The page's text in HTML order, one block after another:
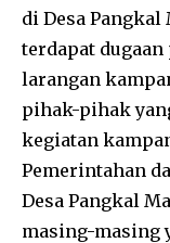
di Desa
terdapat
larangan
pihak-pihak
kegiatan
Pemerintahan
Desa Pangkal
masing-masing